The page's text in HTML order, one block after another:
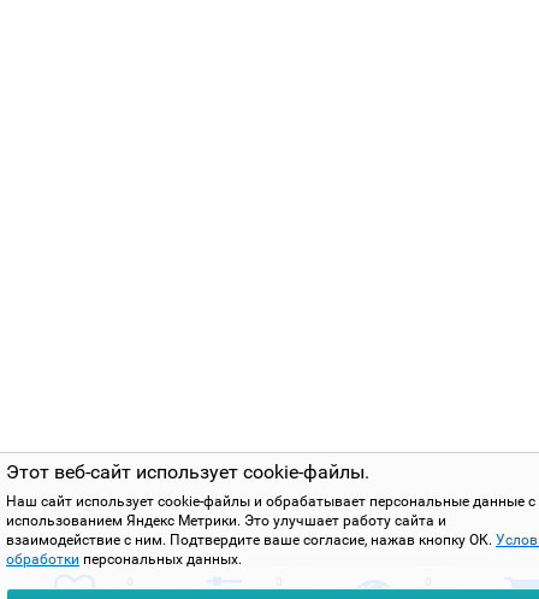
Этот веб-сайт использует cookie-файлы.
Наш сайт использует cookie-файлы и обрабатывает персональные данные с
использованием Яндекс Метрики. Это улучшает работу сайта и
взаимодействие с ним. Подтвердите ваше согласие, нажав кнопку ОК.
обработки персональных данных.